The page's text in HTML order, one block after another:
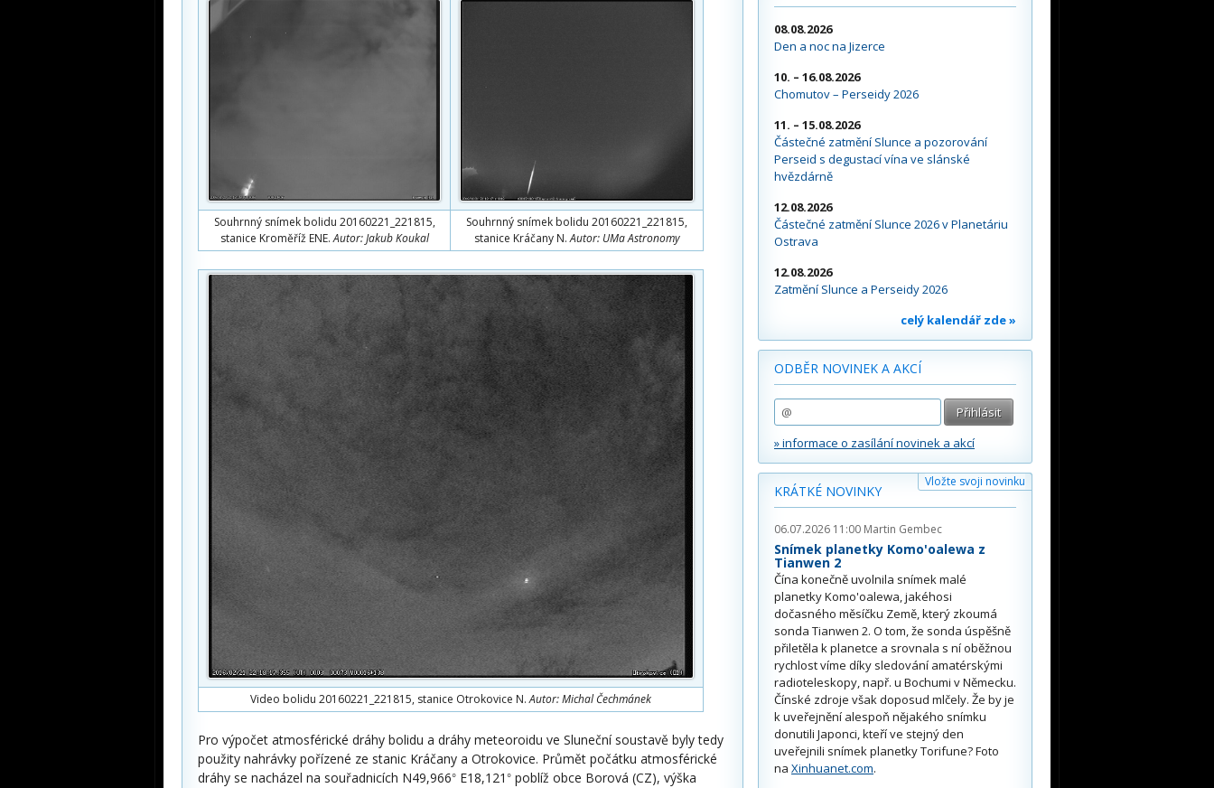
Souhrnný snímek bolidu 20160221_221815,
stanice Kroměříž ENE.Autor: Jakub Koukal
Souhrnný snímek bolidu 20160221_221815,
stanice Kráčany N.Autor: UMa Astronomy
Video bolidu 20160221_221815, stanice Otrokovice N.Autor: Michal Čechmánek
Pro výpočet atmosférické dráhy bolidu a dráhy meteoroidu ve Sluneční soustavě byly tedy
použity nahrávky pořízené ze stanic Kráčany a Otrokovice. Průmět počátku atmosférické
dráhy se nacházel na souřadnicích N49,966° E18,121 ° poblíž obce Borová (CZ), výška
08.08.2026
Den a noc na Jizerce
10. – 16.08.2026
Chomutov – Perseidy 2026
11. – 15.08.2026
Částečné zatmění Slunce a pozorování
Perseid s degustací vína ve slánské
hvězdárně
12.08.2026
Částečné zatmění Slunce 2026 v Planetáriu
Ostrava
12.08.2026
Zatmění Slunce a Perseidy 2026
celý kalendář zde »
ODBĚR NOVINEK A AKCÍ
» informace o zasílání novinek a akcí
Vložte svoji novinku
KRÁTKÉ NOVINKY
06.07.2026 11:00 Martin Gembec
Snímek planetky Komo'oalewa z
Tianwen 2
Čína konečně uvolnila snímek malé
planetky Komo'oalewa, jakéhosi
dočasného měsíčku Země, který zkoumá
sonda Tianwen 2. O tom, že sonda úspěšně
přiletěla k planetce a srovnala s ní oběžnou
rychlost víme díky sledování amatérskými
radioteleskopy, např. u Bochumi v Německu.
Čínské zdroje však doposud mlčely. Že by je
k uveřejnění alespoň nějakého snímku
donutili Japonci, kteří ve stejný den
uveřejnili snímek planetky Torifune? Foto
na Xinhuanet.com.